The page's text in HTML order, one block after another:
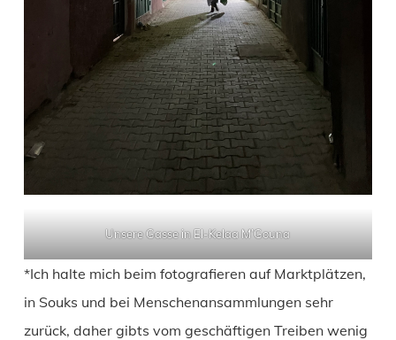
Unsere Gasse in El-Kelaa M’Gouna
*Ich halte mich beim fotografieren auf Marktplätzen,
in Souks und bei Menschenansammlungen sehr
zurück, daher gibts vom geschäftigen Treiben wenig